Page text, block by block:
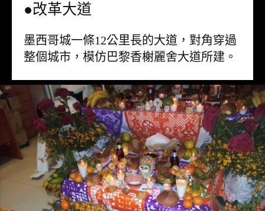
●改革大道
墨西哥城一條12公里長的大道，對角穿過
整個城市，模仿巴黎香榭麗舍大道所建。